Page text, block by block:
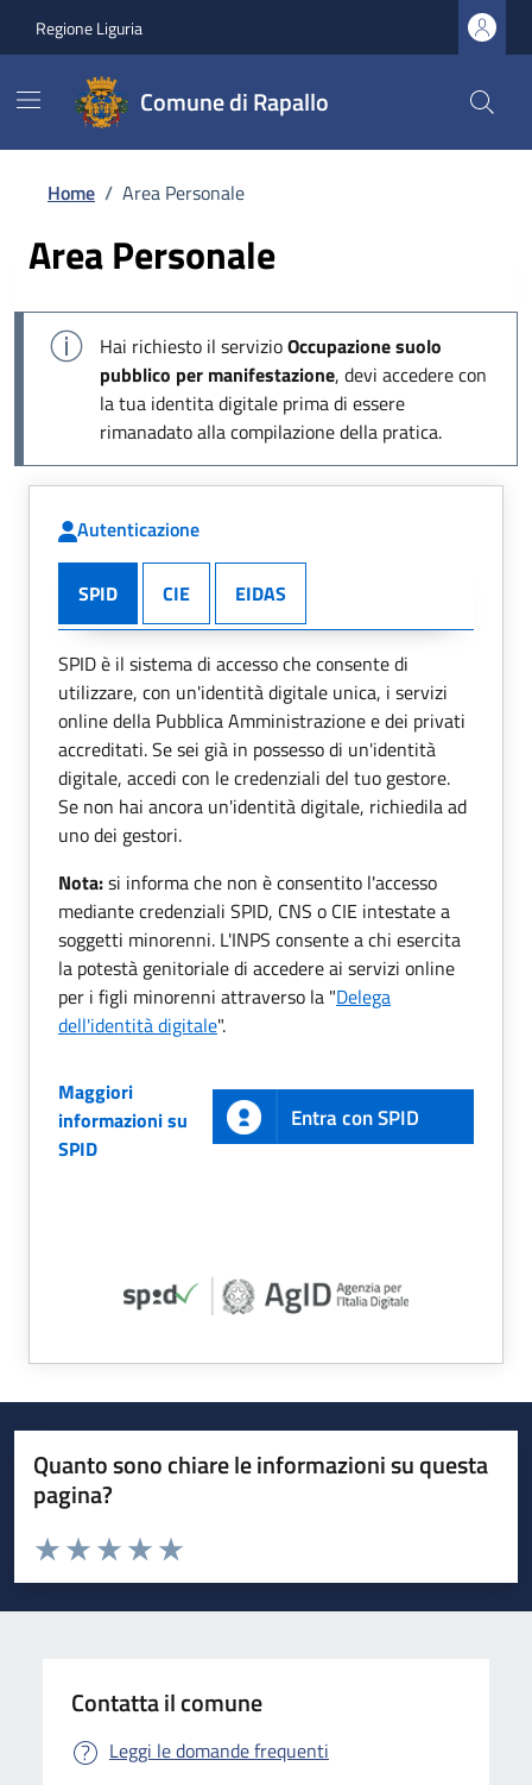
Regione Liguria
Comune di Rapallo
Home / Area Personale
Area Personale
Hai richiesto il servizioOccupazione suolo
pubblico per manifestazione, devi accedere con
la tua identita digitale prima di essere
rimanadato alla compilazione della pratica.
Autenticazione
SPID CIE EIDAS
SPID è il sistema di accesso che consente di
utilizzare, con un'identità digitale unica, i servizi
online della Pubblica Amministrazione e dei privati
accreditati. Se sei già in possesso di un'identità
digitale, accedi con le credenziali del tuo gestore.
Se non hai ancora un'identità digitale, richiedila ad
uno dei gestori.
Nota:si informa che non è consentito l'accesso
mediante credenziali SPID, CNS o CIE intestate a
soggetti minorenni. L'INPS consente a chi esercita
la potestà genitoriale di accedere ai servizi online
per i figli minorenni attraverso la "Delega
dell'identità digitale".
Maggiori
informazioni su
SPID
Entra con SPID
Quanto sono chiare le informazioni su questa
pagina?
Valuta da 1 a 5 stelle la pagina
Valuta 5 stelle su 5
Valuta 4 stelle su 5
Valuta 3 stelle su 5
Valuta 2 stelle su 5
Valuta 1 stelle su 5
Contatta il comune
Leggi le domande frequenti